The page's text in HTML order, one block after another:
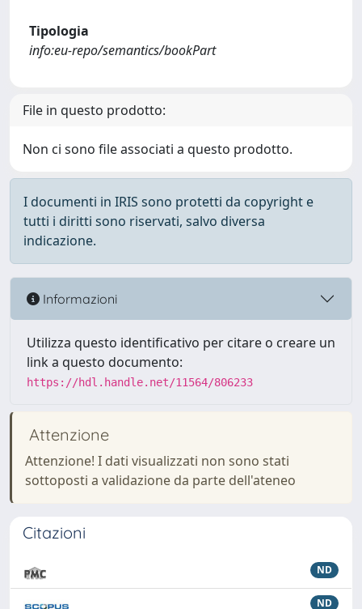
Tipologia
info:eu-repo/semantics/bookPart
File in questo prodotto:
Non ci sono file associati a questo prodotto.
I documenti in IRIS sono protetti da copyright e
tutti i diritti sono riservati, salvo diversa
indicazione.
Informazioni
Utilizza questo identificativo per citare o creare un
link a questo documento:
https://hdl.handle.net/11564/806233
Attenzione
Attenzione! I dati visualizzati non sono stati
sottoposti a validazione da parte dell'ateneo
Citazioni
ND
ND